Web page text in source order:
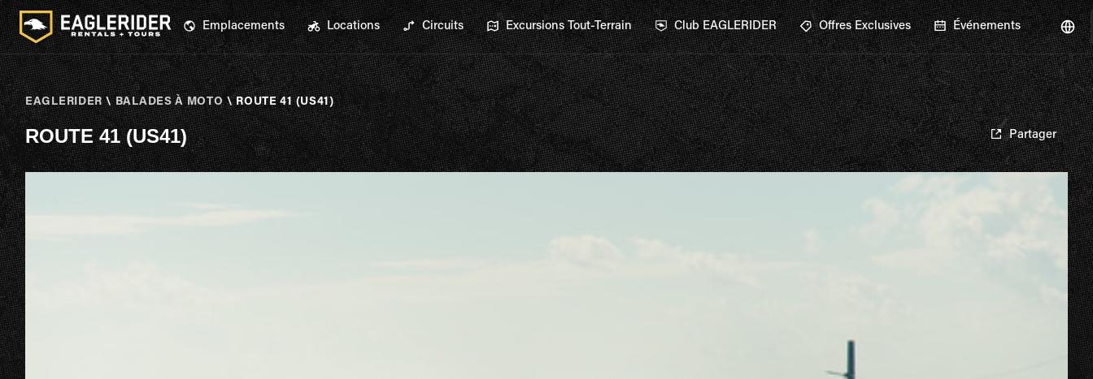
Emplacements Locations Circuits Excursions Tout-Terrain Club EAGLERIDER Offres Exclusives Événements
EAGLERIDER \ BALADES À MOTO \ ROUTE 41 (US41)
ROUTE 41 (US41) Partager